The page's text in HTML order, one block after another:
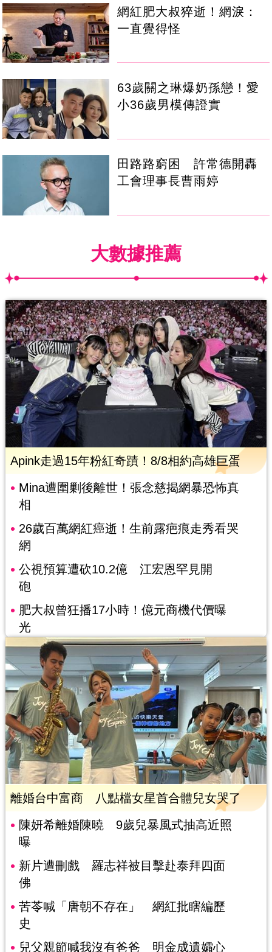
網紅肥大叔猝逝！網淚：
一直覺得怪
63歲關之琳爆奶孫戀！愛
小36歲男模傳證實
田路路窮困 許常德開轟
工會理事長曹雨婷
大數據推薦
Apink走過15年粉紅奇蹟！8/8相約高雄巨蛋
Mina遭圍剿後離世！張念慈揭網暴恐怖真
相
26歲百萬網紅癌逝！生前露疤痕走秀看哭
網
公視預算遭砍10.2億 江宏恩罕見開
砲
肥大叔曾狂播17小時！億元商機代價曝
光
離婚台中富商 八點檔女星首合體兒女哭了
陳妍希離婚陳曉 9歲兒暴風式抽高近照
曝
新片遭刪戲 羅志祥被目擊赴泰拜四面
佛
苦苓喊「唐朝不存在」 網紅批瞎編歷
史
兒父親節喊我沒有爸爸 明金成遺孀心